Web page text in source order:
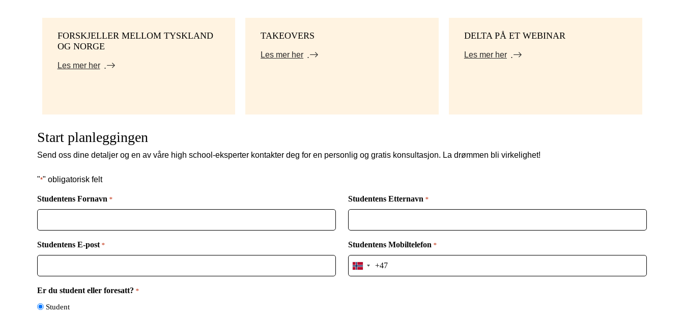
FORSKJELLER MELLOM TYSKLAND
OG NORGE
Les mer her
TAKEOVERS
Les mer her
DELTA PÅ ET WEBINAR
Les mer her
Start planleggingen
Send oss ​​dine detaljer og en av våre high school-eksperter kontakter deg for en personlig og gratis konsultasjon. La drømmen bli virkelighet!
"*" obligatorisk felt
Studentens Fornavn * Studentens Etternavn *
Studentens E-post * Studentens Mobiltelefon *
Norway
+47
Er du student eller foresatt? *
Student